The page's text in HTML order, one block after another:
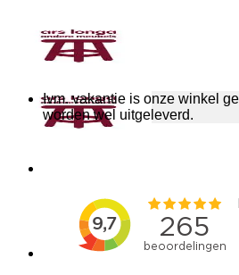
Ivm. vakantie is onze winkel
worden wel uitgeleverd.